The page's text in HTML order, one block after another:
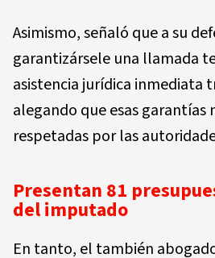
Asimismo, señaló que a su
garantizársele una llamada
asistencia jurídica inmediata
alegando que esas garantías
respetadas por las
Presentan 81
del imputado
En tanto, el también